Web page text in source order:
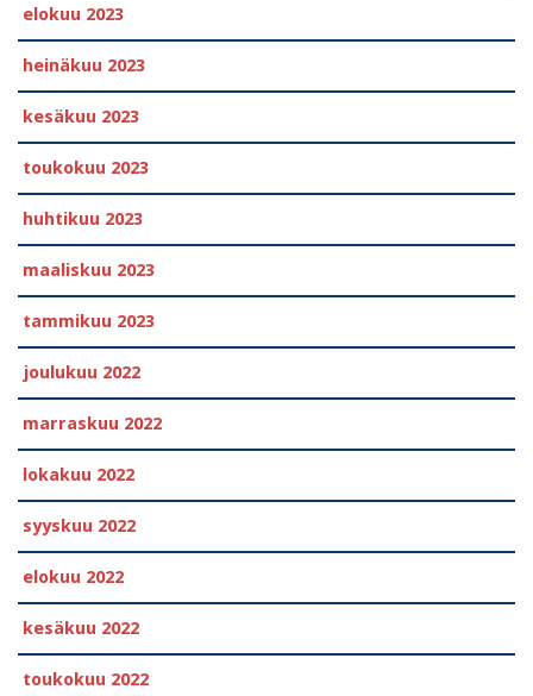
elokuu 2023
heinäkuu 2023
kesäkuu 2023
toukokuu 2023
huhtikuu 2023
maaliskuu 2023
tammikuu 2023
joulukuu 2022
marraskuu 2022
lokakuu 2022
syyskuu 2022
elokuu 2022
kesäkuu 2022
toukokuu 2022